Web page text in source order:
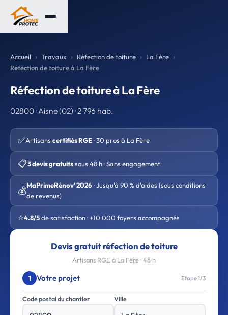
Accueil Travaux Réfection de toiture
La Fère
Réfection de toiture à La Fère
Réfection de toiture à La Fère
02800 · Aisne (02) · 2 796 hab.
✅Artisans certifiés RGE· 30 pros à La Fère
📋3 devis gratuitssous 48 h · Sans engagement
💰MaPrimeRénov' 2026· Jusqu'à 90 % d'aides (sous conditions
de revenus)
⭐4.8/5de satisfaction · +10 000 foyers accompagnés
Devis gratuit réfection de toiture
Artisans RGE à La Fère · 48 h
1 Votre projet Étape 1/3
Code postal du chantier Ville